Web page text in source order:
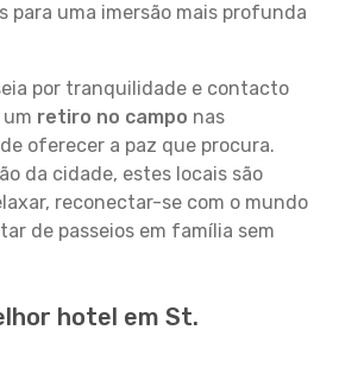
para uma imersão mais profunda
por tranquilidade e contacto
retiro no campo nas
oferecer a paz que procura.
da cidade, estes locais são
reconectar-se com o mundo
de passeios em família sem
hotel em St.